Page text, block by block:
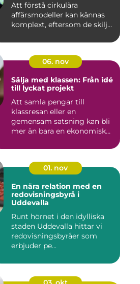
Att förstå cirkulära
affärsmodeller kan kännas
komplext, eftersom de skilj...
06. nov
Sälja med klassen: Från idé
till lyckat projekt
Att samla pengar till
klassresan eller en
gemensam satsning kan bli
mer än bara en ekonomisk
01. nov
En nära relation med en
redovisningsbyrå i
Uddevalla
Runt hörnet i den idylliska
staden Uddevalla hittar vi
redovisningsbyråer som
erbjuder pe...